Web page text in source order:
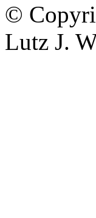
©
Lutz J.